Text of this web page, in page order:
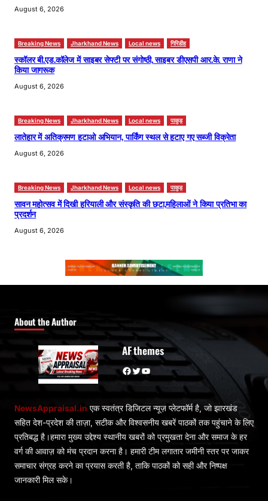
August 6, 2026
Breaking News Jharkhand News Local news गिरिडीह
स्कॉलर बी.एड.कॉलेज में साइबर सेफ्टी पर संगोष्ठी, साइबर डीएसपी आर.के. राणा ने
किया जागरूक
August 6, 2026
Breaking News Jharkhand News Local news पाकुड़
लातेहार में अतिक्रमण हटाओ अभियान, पार्किंग स्थल से हटाए गए सब्जी विक्रेता
August 6, 2026
Breaking News Jharkhand News Local news पाकुड़
सावन महोत्सव में दिखी हरियाली और संस्कृति की छटा,महिलाओं ने किया प्रतिभा का
प्रदर्शन
August 6, 2026
About the Author
AF themes
Facebook Twitter YouTube
NewsAppraisal.in एक स्वतंत्र डिजिटल न्यूज़ प्लेटफॉर्म है, जो झारखंड
सहित देश-प्रदेश की ताज़ा, सटीक और विश्वसनीय खबरें पाठकों तक पहुंचाने के लिए
प्रतिबद्ध है।हमारा मुख्य उद्देश्य स्थानीय खबरों को प्रमुखता देना और समाज के हर
वर्ग की आवाज़ को मंच प्रदान करना है। हमारी टीम लगातार जमीनी स्तर पर जाकर
समाचार संग्रह करने का प्रयास करती है, ताकि पाठकों को सही और निष्पक्ष
जानकारी मिल सके।